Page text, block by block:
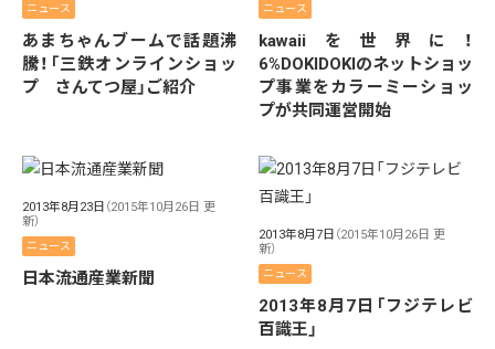
ニュース
あまちゃんブームで話題沸
騰！「三鉄オンラインショッ
プ さんてつ屋」ご紹介
ニュース
kawaiiを世界に！
6%DOKIDOKIのネットショッ
プ事業をカラーミーショッ
プが共同運営開始
2013年8月23日 （2015年10月26日 更
新）
ニュース
日本流通産業新聞
2013年8月7日 （2015年10月26日 更
新）
ニュース
2013年8月7日「フジテレビ
百識王」